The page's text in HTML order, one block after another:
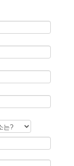
.
이지를 이용하기